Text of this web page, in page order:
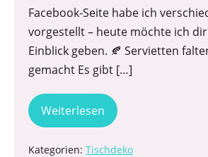
Facebook-Seite habe ich
vorgestellt – heute möchte ich
Einblick geben. 🍂 Servietten
gemacht Es gibt […]
Weiterlesen
Kategorien: Tischdeko